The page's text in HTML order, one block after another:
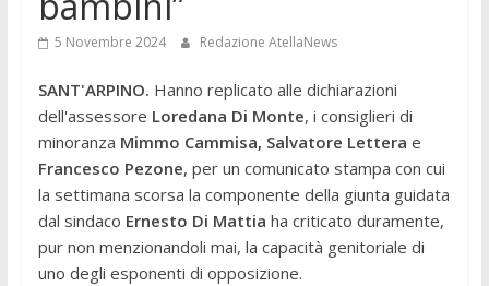
5 Novembre 2024 Redazione AtellaNews
SANT'ARPINO. Hanno replicato alle dichiarazioni
dell'assessore Loredana Di Monte, i consiglieri di
minoranza Mimmo Cammisa, Salvatore Lettera e
Francesco Pezone, per un comunicato stampa con cui
la settimana scorsa la componente della giunta guidata
dal sindaco Ernesto Di Mattia ha criticato duramente,
pur non menzionandoli mai, la capacità genitoriale di
uno degli esponenti di opposizione.